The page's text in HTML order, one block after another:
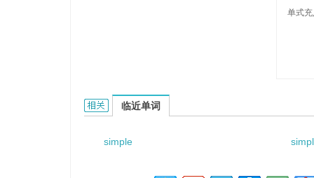
单式
simplex-sufficient的相关资料：
临近单词
simple